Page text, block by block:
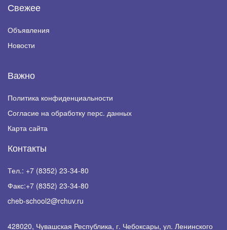
Свежее
Объявления
Новости
Важно
Политика конфиденциальности
Согласие на обработку перс. данных
Карта сайта
Контакты
Тел.: +7 (8352) 23-34-80
Факс:+7 (8352) 23-34-80
cheb-school2@rchuv.ru
428020, Чувашская Республика, г. Чебоксары, ул. Ленинского